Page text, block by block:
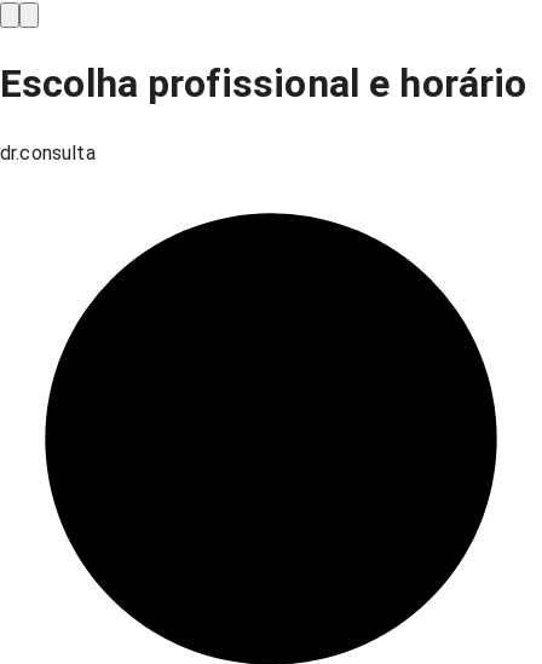
Escolha profissional e horário
dr.consulta